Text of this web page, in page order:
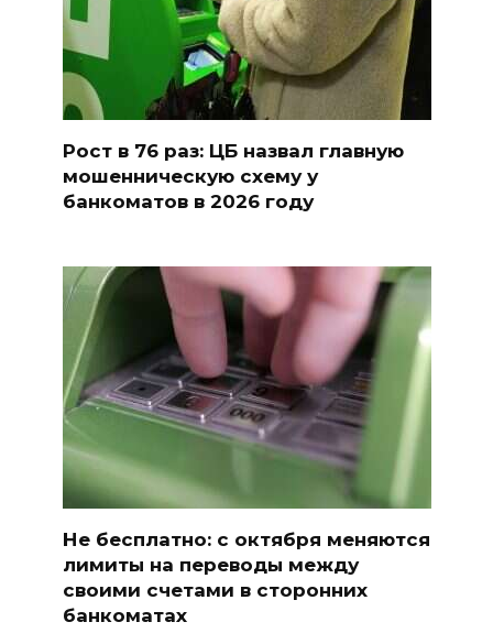
Рост в 76 раз: ЦБ назвал главную
мошенническую схему у
банкоматов в 2026 году
Не бесплатно: с октября меняются
лимиты на переводы между
своими счетами в сторонних
банкоматах